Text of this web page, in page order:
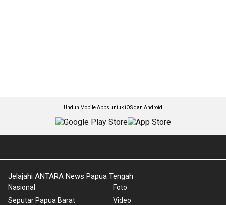
Unduh Mobile Apps untuk iOS dan Android
Jelajahi ANTARA News Papua Tengah
Nasional
Seputar Papua Barat
Foto
Video